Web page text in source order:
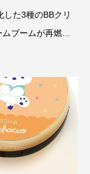
た3種のBBクリ
ブームが再燃？